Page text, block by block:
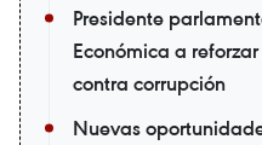
Presidente
Económica a
contra corrupción
Nuevas